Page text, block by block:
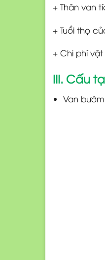
+ Thân van
+ Tuổi thọ
+ Chi phí
III. Cấu
Van